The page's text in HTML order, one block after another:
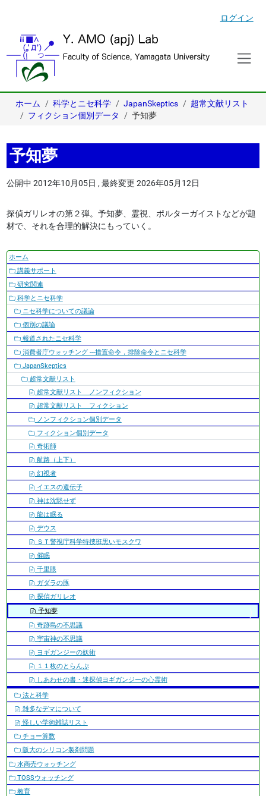
ログイン
ホーム 科学とニセ科学 JapanSkeptics
超常文献リスト
フィクション個別データ
予知夢
予知夢
公開中 2012年10月05日 ,最終変更 2026年05月12日
探偵ガリレオの第２弾。予知夢、霊視、ポルターガイストなどが題
材で、それを合理的解決にもっていく。
ナ
ビ
ゲ
ー
シ
ョ
ン
ホーム
講義サポート
研究関連
科学とニセ科学
ニセ科学についての議論
個別の議論
報道されたニセ科学
消費者庁ウォッチング ---措置命令，排除命令とニセ科学
JapanSkeptics
超常文献リスト
超常文献リスト ノンフィクション
超常文献リスト フィクション
ノンフィクション個別データ
フィクション個別データ
奇術師
航路（上下）
幻視者
イエスの遺伝子
神は沈黙せず
龍は眠る
デウス
ＳＴ警視庁科学特捜班黒いモスクワ
催眠
千里眼
ガダラの豚
探偵ガリレオ
予知夢
奇跡島の不思議
宇宙神の不思議
ヨギガンジーの妖術
１１枚のとらんぷ
しあわせの書・迷探偵ヨギガンジーの心霊術
法と科学
雑多なデマについて
怪しい学術雑誌リスト
チョー算数
阪大のシリコン製剤問題
水商売ウォッチング
TOSSウォッチング
教育